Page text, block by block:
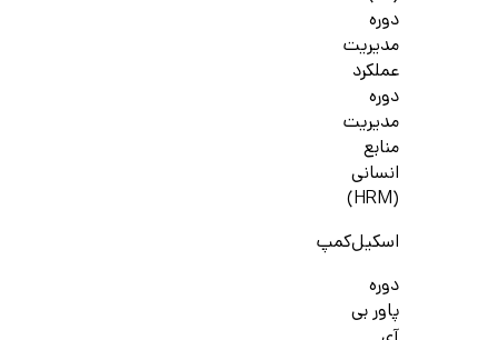
دوره
مدیریت
عملکرد
دوره
مدیریت
منابع
انسانی
(HRM)
اسکیل‌کمپ
دوره
پاور بی